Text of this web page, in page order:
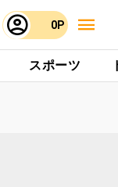
0P
スポーツ